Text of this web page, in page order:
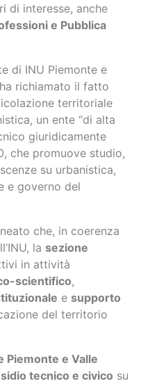
di interesse, anche
e Pubblica
di INU Piemonte e
ha richiamato il fatto
territoriale
un ente “di alta
giuridicamente
che promuove studio,
su urbanistica,
e governo del
che, in coerenza
la sezione
in attività
scientifico,
e supporto
del territorio
Piemonte e Valle
tecnico e civico su